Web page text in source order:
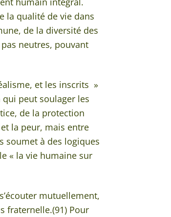
la qualité de vie dans
de la diversité des
neutres, pouvant
et les inscrits »
qui peut soulager les
de la protection
la peur, mais entre
soumet à des logiques
« la vie humaine sur
mutuellement,
fraternelle.(91) Pour